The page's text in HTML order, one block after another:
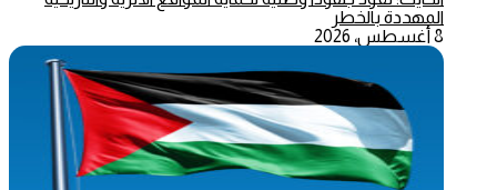
المهددة بالخطر
8 أغسطس، 2026